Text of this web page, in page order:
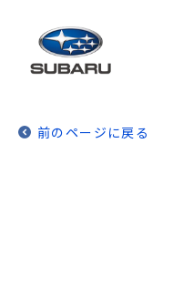
前のページに戻る